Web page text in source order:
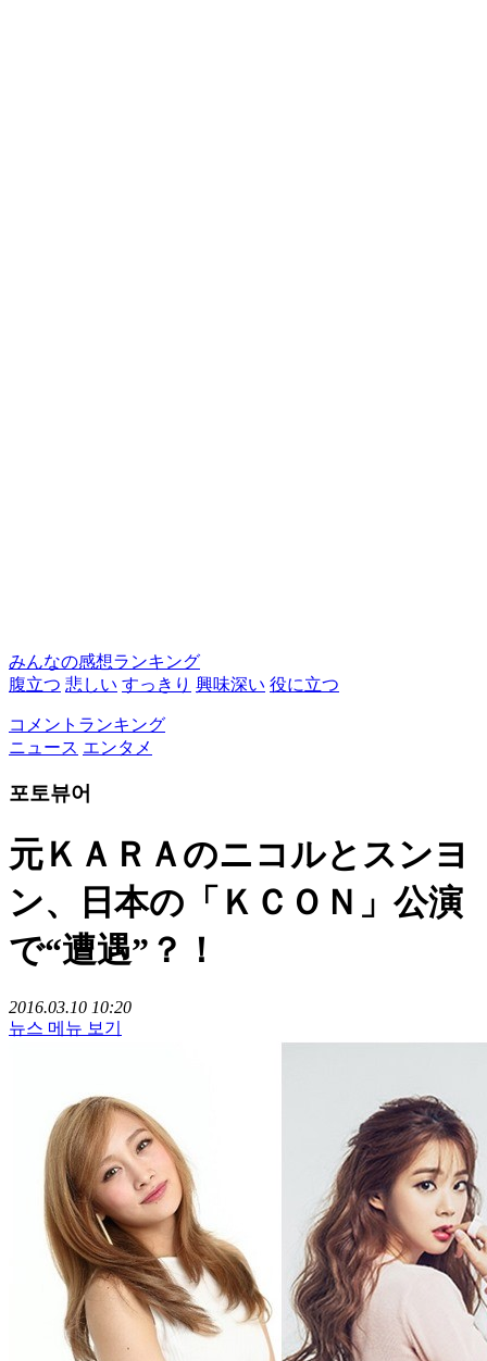
みんなの感想ランキング
腹立つ 悲しい すっきり 興味深い 役に立つ
コメントランキング
ニュース エンタメ
포토뷰어
元ＫＡＲＡのニコルとスンヨ
ン、日本の「ＫＣＯＮ」公演
で“遭遇”？！
2016.03.10 10:20
뉴스 메뉴 보기